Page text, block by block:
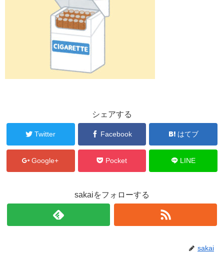
シェアする
Twitter Facebook はてブ
Google+ Pocket LINE
sakaiをフォローする
sakai